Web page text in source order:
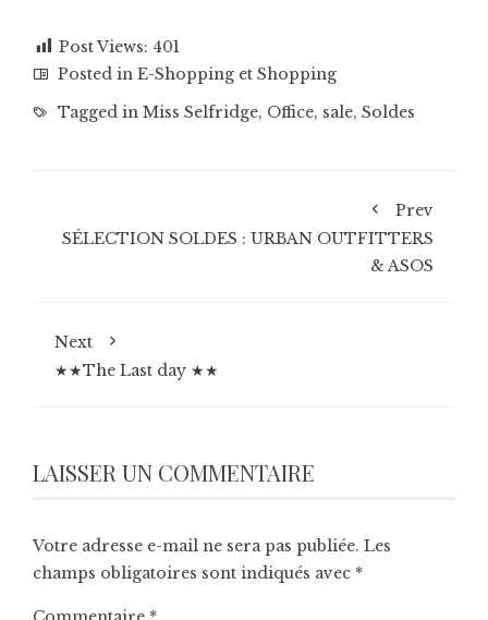
Post Views: 401
Posted in E-Shopping et Shopping
Tagged in Miss Selfridge, Office, sale, Soldes
Prev
SÉLECTION SOLDES : URBAN OUTFITTERS
& ASOS
Next
★★The Last day ★★
LAISSER UN COMMENTAIRE
Votre adresse e-mail ne sera pas publiée. Les
champs obligatoires sont indiqués avec *